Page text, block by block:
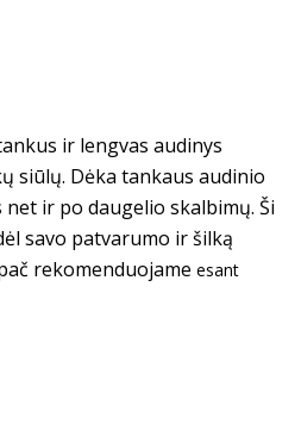
ir lengvas audinys
siūlų. Dėka tankaus audinio
ir po daugelio skalbimų. Ši
savo patvarumo ir šilką
rekomenduojame esant